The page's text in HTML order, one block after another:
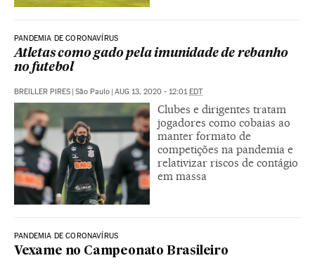
PANDEMIA DE CORONAVÍRUS
Atletas como gado pela imunidade de rebanho
no futebol
BREILLER PIRES | São Paulo | AUG 13, 2020 - 12:01EDT
Clubes e dirigentes tratam
jogadores como cobaias ao
manter formato de
competições na pandemia e
relativizar riscos de contágio
em massa
PANDEMIA DE CORONAVÍRUS
Vexame no Campeonato Brasileiro